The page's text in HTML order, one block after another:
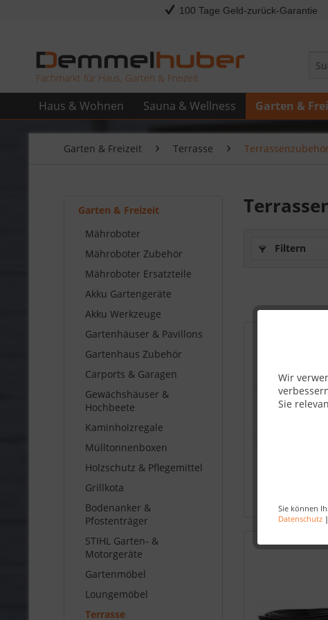
100 Tage Geld-zurück-Garantie
Fachmarkt für Haus, Garten & Freizeit
Haus & Wohnen Sauna & Wellness Garten &
Wir
Sie
Sie können
Datenschutz |
Garten & Freizeit Terrasse
Garten & Freizeit
Mähroboter
Mähroboter Zubehör
Mähroboter Ersatzteile
Akku Gartengeräte
Akku Werkzeuge
Gartenhäuser & Pavillons
Gartenhaus Zubehör
Carports & Garagen
Gewächshäuser &
Hochbeete
Kaminholzregale
Mülltonnenboxen
Holzschutz & Pflegemittel
Grillkota
Bodenanker &
Pfostenträger
STIHL Garten- &
Motorgeräte
Gartenmöbel
Loungemöbel
Terrasse
Filtern